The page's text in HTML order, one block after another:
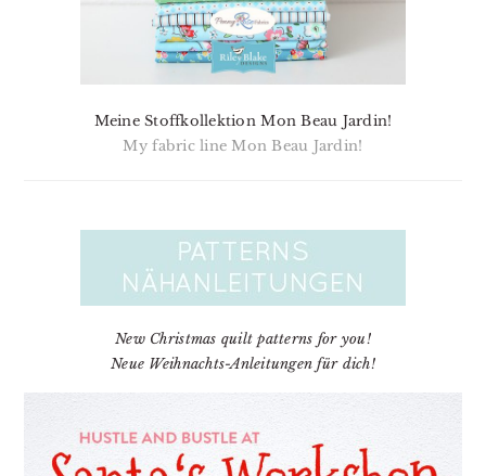
Meine Stoffkollektion Mon Beau Jardin!
My fabric line Mon Beau Jardin!
New Christmas quilt patterns for you!
Neue Weihnachts-Anleitungen für dich!